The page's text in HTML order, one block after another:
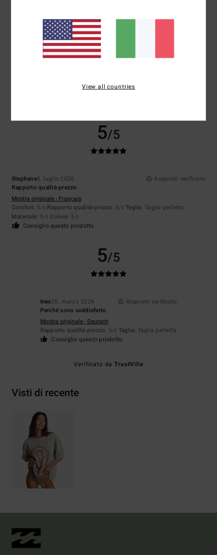
Taglia
Troppo piccoloTroppo grande
5/5
Stephane8. luglio 2026
Acquisto verificato
Rapporto qualità-prezzo
Mostra originale - Français
Comfort: 5/5 Rapporto qualità-prezzo: 5/5 Taglia: Taglia perfetta
Materiale: 5/5 Colore: 5/5
Consiglio questo prodotto
5/5
Ines26. marzo 2026
Acquisto verificato
Perché sono soddisfatto
Mostra originale - Deutsch
Rapporto qualità-prezzo: 5/5 Taglia: Taglia perfetta
Consiglio questo prodotto
Verificato daTrustVille
Visti di recente
View all countries